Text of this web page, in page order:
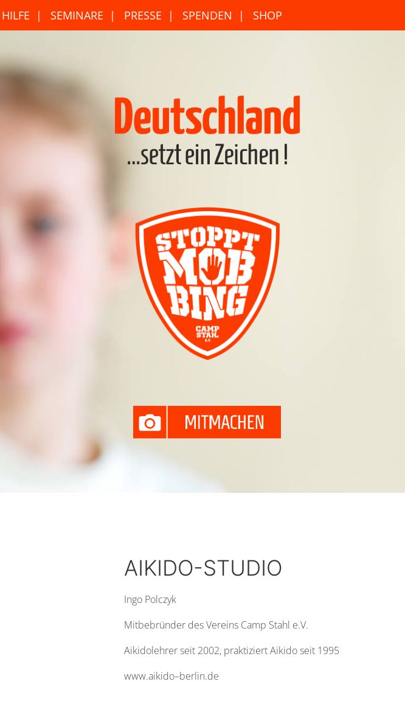
HILFE SEMINARE PRESSE SPENDEN SHOP
AIKIDO-STUDIO
Ingo Polczyk
Mitbebründer des Vereins Camp Stahl e.V.
Aikidolehrer seit 2002, praktiziert Aikido seit 1995
www.aikido–berlin.de